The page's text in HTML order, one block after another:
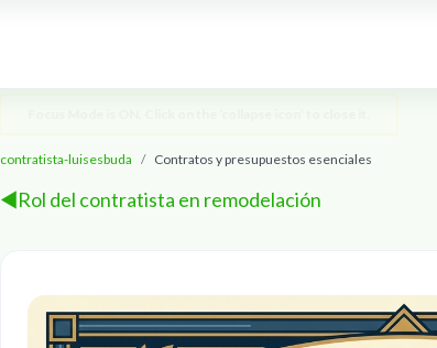
contratista-luisesbuda Contratos y presupuestos esenciales
Section outline
◀︎Rol del contratista en remodelación